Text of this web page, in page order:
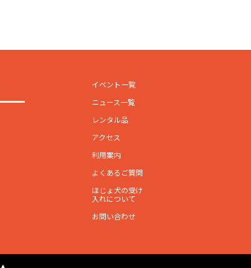
イベント一覧
ニュース一覧
レンタル品
アクセス
利用案内
よくあるご質問
ほじょ犬の受け
入れについて
お問い合わせ